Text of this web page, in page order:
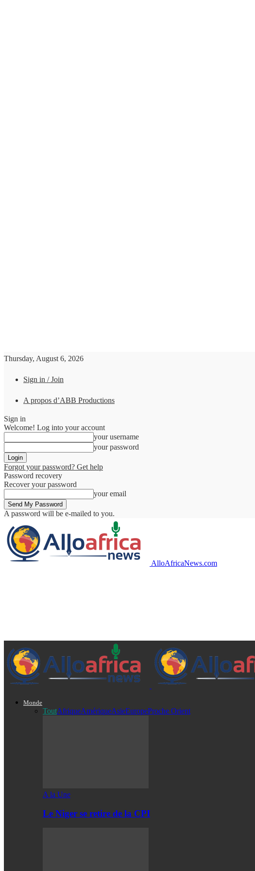
Thursday, August 6, 2026
Sign in / Join
A propos d’ABB Productions
Sign in
Welcome! Log into your account
your username
your password
Forgot your password? Get help
Password recovery
Recover your password
your email
A password will be e-mailed to you.
AlloAfricaNews.com
Monde
ToutAfriqueAmériqueAsieEuropeProche Orient
A la Une
Le Niger se retire de la CPI